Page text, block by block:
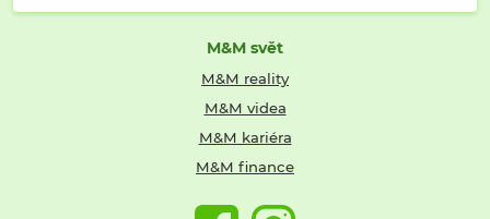
M&M svět
M&M reality
M&M videa
M&M kariéra
M&M finance